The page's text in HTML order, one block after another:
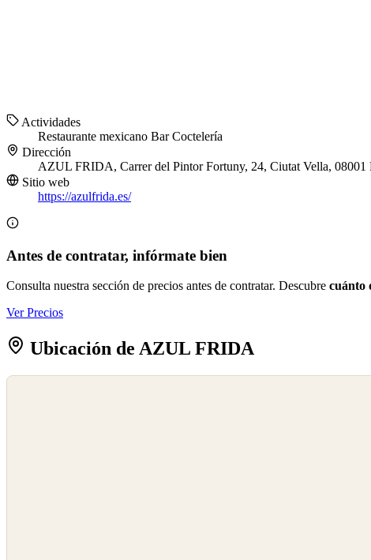
Actividades
Restaurante mexicano BarCoctelería
Dirección
AZUL FRIDA, Carrer del Pintor Fortuny, 24, Ciutat Vella, 08001
Sitio web
https://azulfrida.es/
Antes de contratar, infórmate bien
Consulta nuestra sección de precios antes de contratar. Descubre cuánto
Ver Precios
Ubicación de AZUL FRIDA